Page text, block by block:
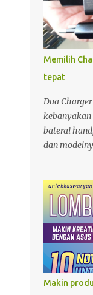
Memilih
tepat
Dua
kebanyakan
baterai
dan
Kalau di
sama
charger
ditengah
minjam
tahu
Makin